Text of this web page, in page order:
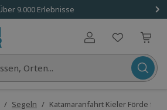
9.000 Erlebnisse
Benutzerkonto
Orten...
/ Segeln / Katamaranfahrt Kieler Förde für 2